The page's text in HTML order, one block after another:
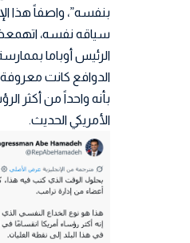
بنفسه”، واصفاً هذا
سياقه نفسه،
الرئيس أوباما
الدوافع كانت
بأنه واحداً من أكثر
الأمريكي الحديث.